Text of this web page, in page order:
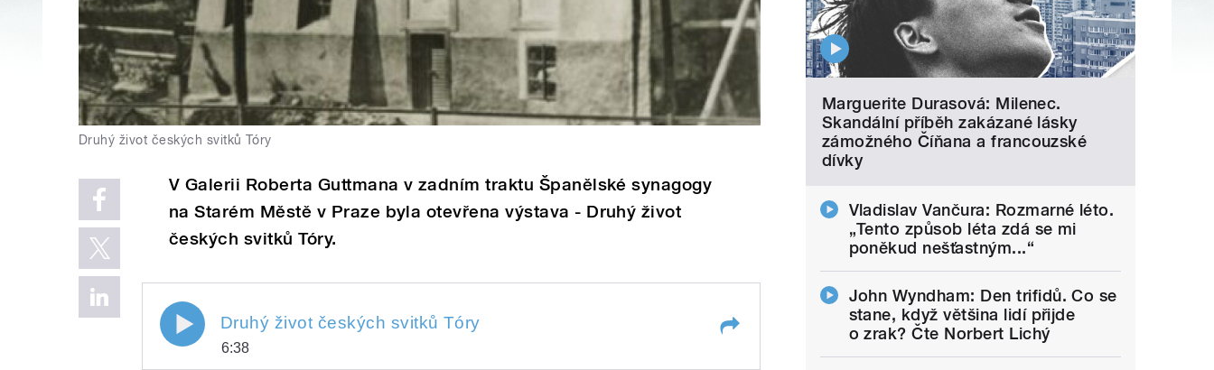
Druhý život českých svitků Tóry
V Galerii Roberta Guttmana v zadním traktu Španělské synagogy
na Starém Městě v Praze byla otevřena výstava - Druhý život
českých svitků Tóry.
Druhý život českých svitků Tóry
Druhý život českých svitků Tóry
6:38
Marguerite Durasová: Milenec.
Skandální příběh zakázané lásky
zámožného Číňana a francouzské
dívky
Vladislav Vančura: Rozmarné léto.
„Tento způsob léta zdá se mi
poněkud nešťastným...“
John Wyndham: Den trifidů. Co se
stane, když většina lidí přijde
o zrak? Čte Norbert Lichý